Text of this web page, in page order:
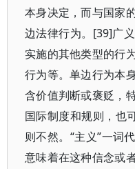
本身决定，而与国家
边法律行为。[39]广
实施的其他类型的行
行为等。单边行为本
含价值判断或褒贬，
国际制度和规则，也
则不然。“主义”一词
意味着在这种信念或